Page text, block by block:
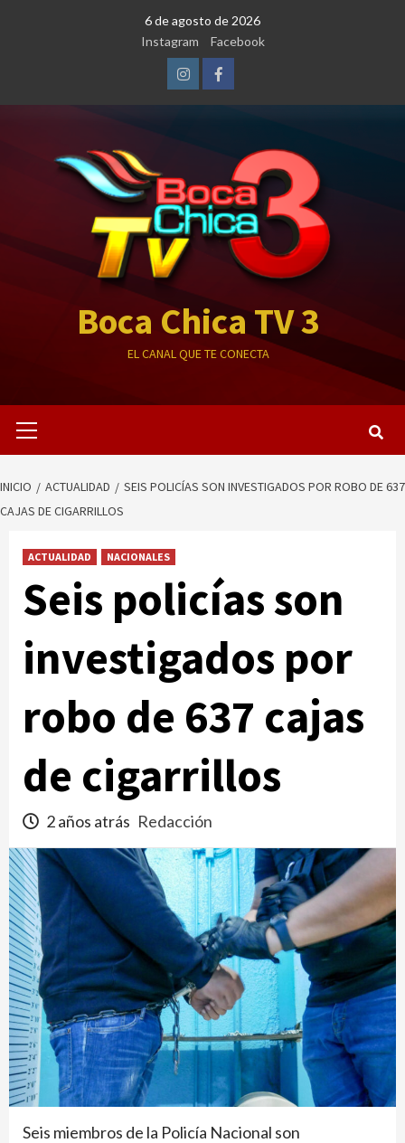
6 de agosto de 2026
Instagram
Facebook
InstagramFacebook
Boca Chica TV 3
EL CANAL QUE TE CONECTA
primario
INICIO ACTUALIDAD
SEIS POLICÍAS SON INVESTIGADOS POR ROBO DE 637
CAJAS DE CIGARRILLOS
ACTUALIDAD NACIONALES
Seis policías son
investigados por
robo de 637 cajas
de cigarrillos
2 años atrás Redacción
Seis miembros de la Policía Nacional son